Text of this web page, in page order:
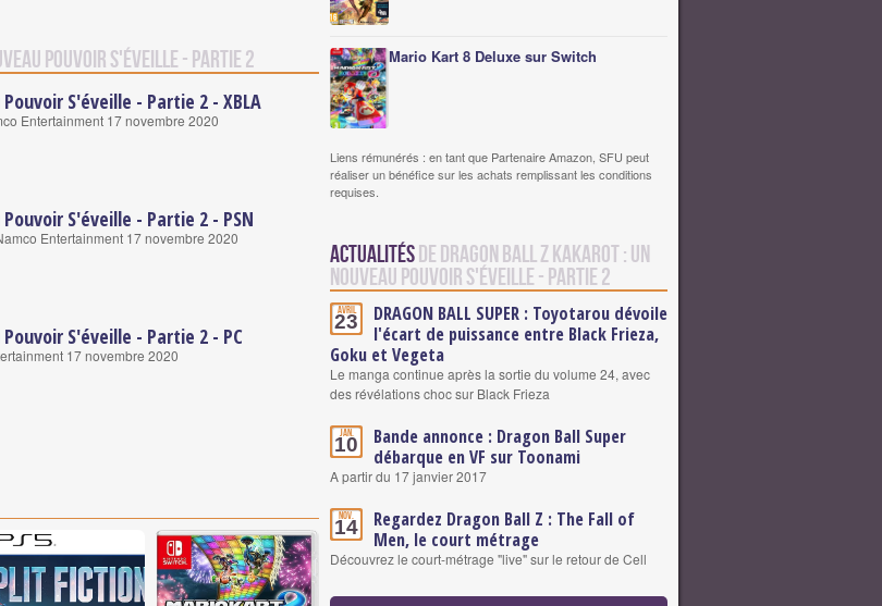
Pouvoir S'éveille - Partie 2
S'éveille - Partie 2 - XBLA
Entertainment 17 novembre 2020
S'éveille - Partie 2 - PSN
Entertainment 17 novembre 2020
S'éveille - Partie 2 - PC
17 novembre 2020
Mario Kart 8 Deluxe sur Switch
Liens rémunérés : en tant que Partenaire Amazon, SFU peut
réaliser un bénéfice sur les achats remplissant les conditions
requises.
Actualitésde Dragon Ball Z Kakarot : Un
Nouveau Pouvoir S'éveille - Partie 2
Avril
23
DRAGON BALL SUPER : Toyotarou dévoile
l'écart de puissance entre Black Frieza,
Goku et Vegeta
Le manga continue après la sortie du volume 24, avec
des révélations choc sur Black Frieza
Jan.
10
Bande annonce : Dragon Ball Super
débarque en VF sur Toonami
A partir du 17 janvier 2017
Nov.
14
Regardez Dragon Ball Z : The Fall of
Men, le court métrage
Découvrez le court-métrage "live" sur le retour de Cell